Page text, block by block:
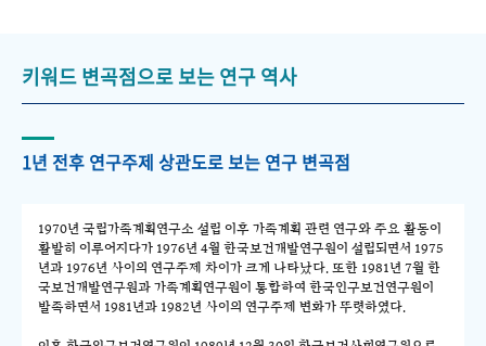
키워드 변곡점으로 보는 연구 역사
1년 전후 연구주제 상관도로 보는 연구 변곡점
1970년 국립가족계획연구소 설립 이후 가족계획 관련 연구와 주요 활동이
활발히 이루어지다가 1976년 4월 한국보건개발연구원이 설립되면서 1975
년과 1976년 사이의 연구주제 차이가 크게 나타났다. 또한 1981년 7월 한
국보건개발연구원과 가족계획연구원이 통합하여 한국인구보건연구원이
발족하면서 1981년과 1982년 사이의 연구주제 변화가 뚜렷하였다.